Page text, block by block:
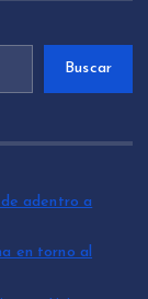
Buscar
adentro a
en torno al